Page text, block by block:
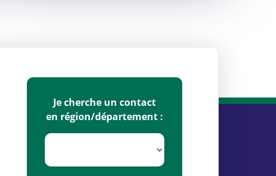
Je cherche un contact
en région/département :